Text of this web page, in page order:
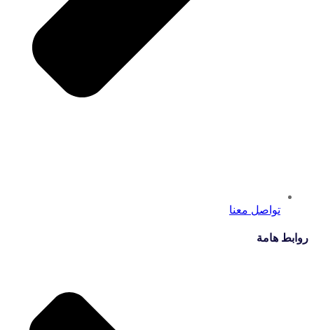
تواصل معنا
روابط هامة